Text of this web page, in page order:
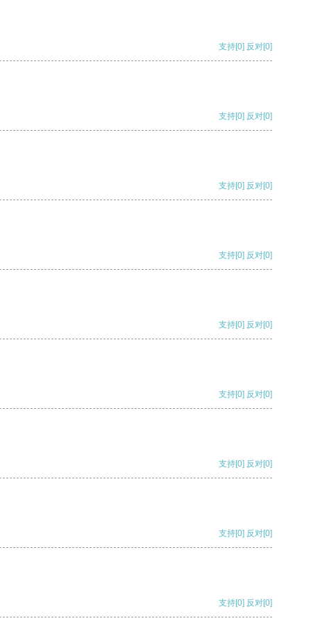
支持[0] 反对[0]
支持[0] 反对[0]
支持[0] 反对[0]
支持[0] 反对[0]
支持[0] 反对[0]
支持[0] 反对[0]
支持[0] 反对[0]
支持[0] 反对[0]
支持[0] 反对[0]